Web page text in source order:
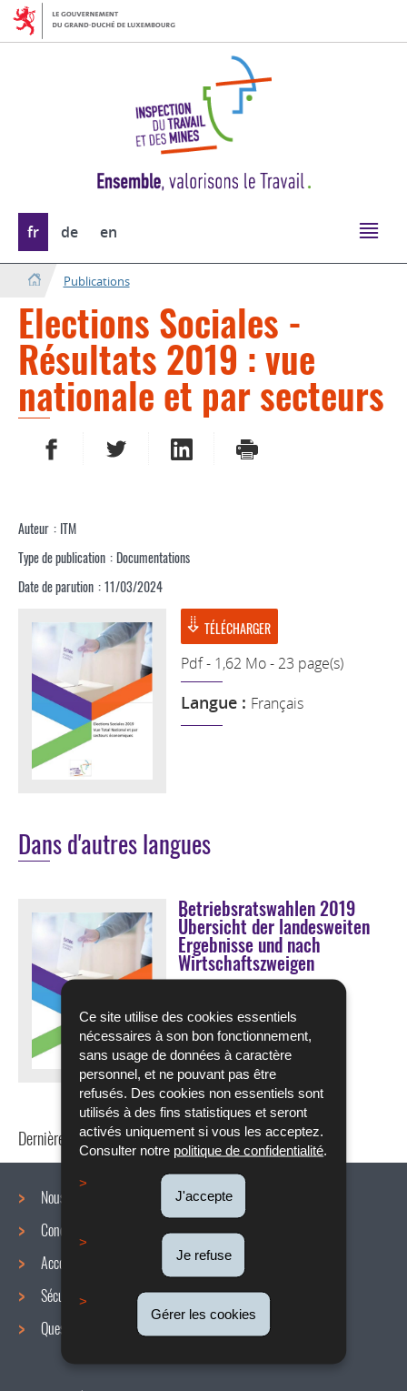
Ce site utilise des cookies essentiels
nécessaires à son bon fonctionnement,
sans usage de données à caractère
personnel, et ne pouvant pas être
refusés. Des cookies non essentiels sont
utilisés à des fins statistiques et seront
activés uniquement si vous les acceptez.
Consulter notre politique de confidentialité
J'accepte
Je refuse
Gérer les cookies
Aller
Aller
au
Changer
de
langue
fr de en
Publications
Elections Sociales -
Résultats 2019 : vue
nationale et par secteurs
PARTAGER SUR FACEBOOK
PARTAGER SUR TWITTER
PARTAGER SUR LINKEDIN
IMPRIMER
Auteur
ITM
Type de publication Documentations
Date de parution 11/03/2024
Langue : Français
Pdf - 1,62 Mo - 23 page(s)
TÉLÉCHARGER
Dans d'autres langues
Betriebsratswahlen 2019
Übersicht der landesweiten
Ergebnisse und nach
Wirtschaftszweigen
Langue :Allemand
Pdf - 1,59 Mo - 23 page(s)
Dernière mise à jour11/03/2024
Menu
de
navigation
Nous connaître
Conditions de travail
Accords collectifs
Sécurité / Santé au travail
Questions / réponses